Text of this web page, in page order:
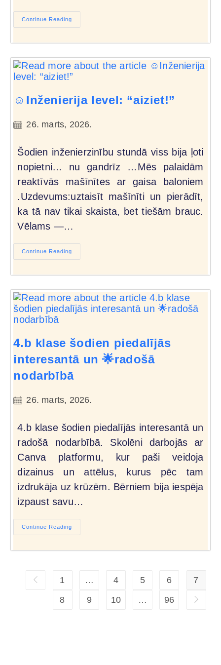
Continue Reading
☺️Inženierija level: “aiziet!”
26. marts, 2026.
Šodien inženierzinību stundā viss bija ļoti
nopietni… nu gandrīz …Mēs palaidām
reaktīvās mašīnītes ar gaisa baloniem
.Uzdevums:uztaisīt mašīnīti un pierādīt,
ka tā nav tikai skaista, bet tiešām brauc.
Vēlams —…
Continue Reading
4.b klase šodien piedalījās
interesantā un 🌟radošā
nodarbībā
26. marts, 2026.
4.b klase šodien piedalījās interesantā un
radošā nodarbībā. Skolēni darbojās ar
Canva platformu, kur paši veidoja
dizainus un attēlus, kurus pēc tam
izdrukāja uz krūzēm. Bērniem bija iespēja
izpaust savu…
Continue Reading
1 … 4 5 6
7
8
9 10 … 96